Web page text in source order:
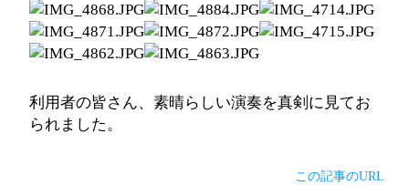
利用者の皆さん、素晴らしい演奏を真剣に見てお
られました。
この記事のURL